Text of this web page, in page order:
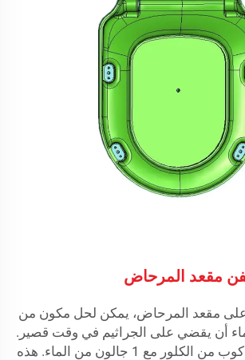
مقعد المرحاض
مقعد المرحاض، يمكن لحل مكون من
أن يقضي على الجراثيم في وقت قصير.
اخلط (frac{1}{4}) كوب من الكلور مع 1 جالون من الماء. هذه